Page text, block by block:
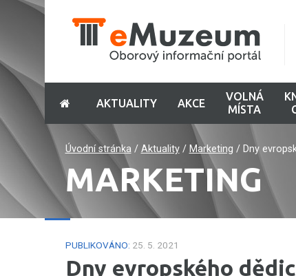
AKTUALITY AKCE
VOLNÁ
MÍSTA
Úvodní stránka/ Aktuality/ Marketing / Dny
MARKETING
PUBLIKOVÁNO: 25. 5. 2021
Dny evropského